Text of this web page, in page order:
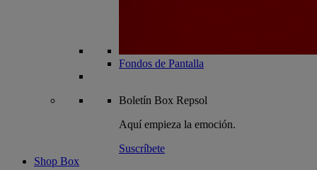
Fondos de Pantalla
Boletín Box Repsol
Aquí empieza la emoción.
Suscríbete
Shop Box